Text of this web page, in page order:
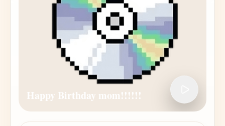
Happy Birthday mom!!!!!!